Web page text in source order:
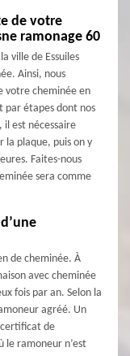
de votre
ramonage 60
ville de Essuiles
Ainsi, nous
votre cheminée en
par étapes dont nos
est nécessaire
la plaque, puis on y
Faites-nous
sera comme
de cheminée. À
avec cheminée
fois par an. Selon la
agréé. Un
de
le ramoneur n’est